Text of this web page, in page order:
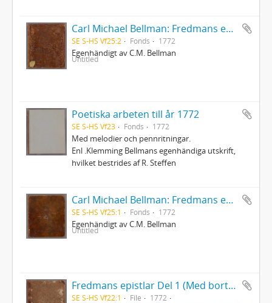
Carl Michael Bellman: Fredmans epistlar [dedicerade till J.D. Duwall] Del 2
SE S-HS Vf25:2 Fonds 1772
Egenhändigt av C.M. Bellman
Untitled
Poetiska arbeten till år 1772
SE S-HS Vf23 Fonds 1772
Med melodier och pennritningar.
Enl .Klemming Bellmans egenhändiga utskrift,
hvilket bestrides af R. Steffen
Carl Michael Bellman: Fredmans epistlar [dedicerade till J.D. Duwall] Del 1
SE S-HS Vf25:1 Fonds 1772
Egenhändigt av C.M. Bellman
Untitled
Fredmans epistlar Del 1 (Med bortriven dedikation)
SE S-HS Vf22:1 File
1772